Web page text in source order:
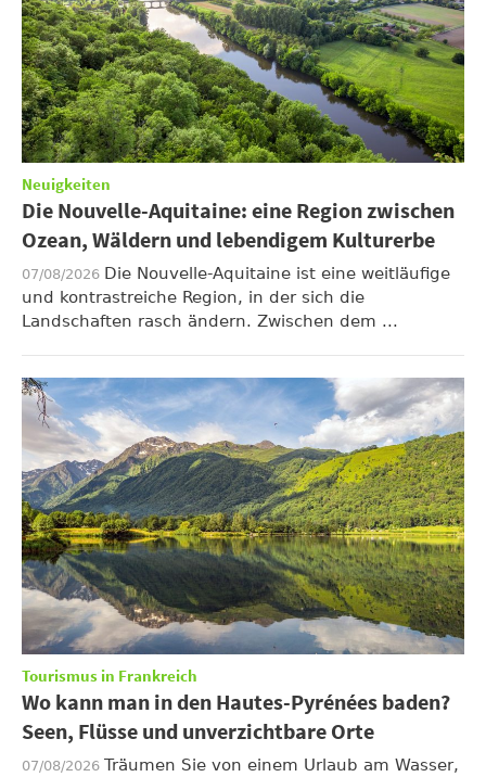
Neuigkeiten
Die Nouvelle-Aquitaine: eine Region zwischen
Ozean, Wäldern und lebendigem Kulturerbe
07/08/2026 Die Nouvelle-Aquitaine ist eine weitläufige
und kontrastreiche Region, in der sich die
Landschaften rasch ändern. Zwischen dem ...
Tourismus in Frankreich
Wo kann man in den Hautes-Pyrénées baden?
Seen, Flüsse und unverzichtbare Orte
07/08/2026 Träumen Sie von einem Urlaub am Wasser,